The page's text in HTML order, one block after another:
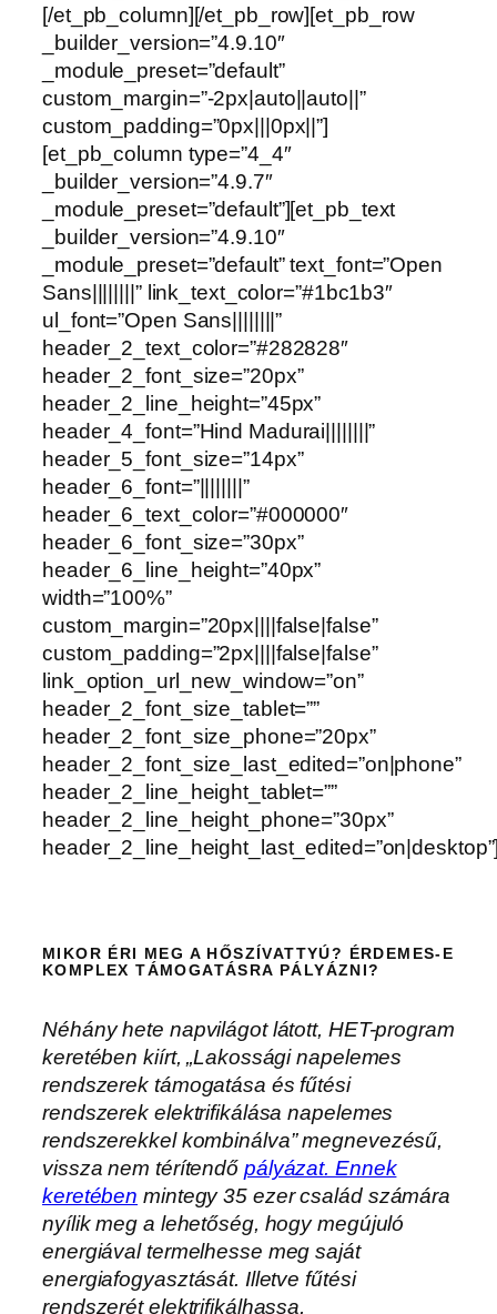
[/et_pb_column][/et_pb_row][et_pb_row
_builder_version=”4.9.10″
_module_preset=”default”
custom_margin=”-2px|auto||auto||”
custom_padding=”0px|||0px||”]
[et_pb_column type=”4_4″
_builder_version=”4.9.7″
_module_preset=”default”][et_pb_text
_builder_version=”4.9.10″
_module_preset=”default” text_font=”Open
Sans||||||||” link_text_color=”#1bc1b3″
ul_font=”Open Sans||||||||”
header_2_text_color=”#282828″
header_2_font_size=”20px”
header_2_line_height=”45px”
header_4_font=”Hind Madurai||||||||”
header_5_font_size=”14px”
header_6_font=”||||||||”
header_6_text_color=”#000000″
header_6_font_size=”30px”
header_6_line_height=”40px”
width=”100%”
custom_margin=”20px||||false|false”
custom_padding=”2px||||false|false”
link_option_url_new_window=”on”
header_2_font_size_tablet=””
header_2_font_size_phone=”20px”
header_2_font_size_last_edited=”on|phone”
header_2_line_height_tablet=””
header_2_line_height_phone=”30px”
MIKOR ÉRI MEG A HŐSZÍVATTYÚ? ÉRDEMES-E
KOMPLEX TÁMOGATÁSRA PÁLYÁZNI?
Néhány hete napvilágot látott, HET-program
keretében kiírt, „Lakossági napelemes
rendszerek támogatása és fűtési
rendszerek elektrifikálása napelemes
rendszerekkel kombinálva” megnevezésű,
vissza nem térítendő pályázat. Ennek
keretében mintegy 35 ezer család számára
nyílik meg a lehetőség, hogy megújuló
energiával termelhesse meg saját
energiafogyasztását. Illetve fűtési
rendszerét elektrifikálhassa,